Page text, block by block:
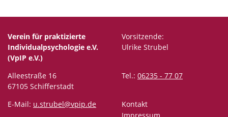
Verein für praktizierte
Individualpsychologie e.V.
(VpIP e.V.)
Vorsitzende:
Ulrike Strubel
Alleestraße 16
67105 Schifferstadt
Tel.: 06235 - 77 07
E-Mail: u.strubel@vpip.de
Kontakt